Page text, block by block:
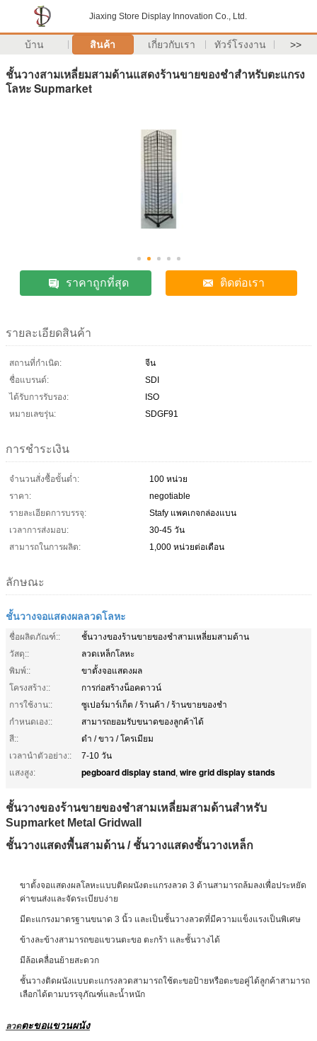
Jiaxing Store Display Innovation Co., Ltd.
บ้าน สินค้า เกี่ยวกับเรา ทัวร์โรงงาน >>
ชั้นวางสามเหลี่ยมสามด้านแสดงร้านขายของชำสำหรับตะแกรง
โลหะ Supmarket
ราคาถูกที่สุด ติดต่อเรา
รายละเอียดสินค้า
สถานที่กำเนิด:
จีน
ชื่อแบรนด์:
SDI
ได้รับการรับรอง:
ISO
หมายเลขรุ่น:
SDGF91
การชำระเงิน
จำนวนสั่งซื้อขั้นต่ำ:
100 หน่วย
ราคา:
negotiable
รายละเอียดการบรรจุ:
Stafy แพคเกจกล่องแบน
เวลาการส่งมอบ:
30-45 วัน
สามารถในการผลิต:
1,000 หน่วยต่อเดือน
ลักษณะ
ชั้นวางจอแสดงผลลวดโลหะ
ชื่อผลิตภัณฑ์::
ชั้นวางของร้านขายของชำสามเหลี่ยมสามด้าน
วัสดุ::
ลวดเหล็กโลหะ
พิมพ์::
ขาตั้งจอแสดงผล
โครงสร้าง::
การก่อสร้างน็อคดาวน์
การใช้งาน::
ซูเปอร์มาร์เก็ต / ร้านค้า / ร้านขายของชำ
กำหนดเอง::
สามารถยอมรับขนาดของลูกค้าได้
สี::
ดำ / ขาว / โครเมียม
เวลานำตัวอย่าง::
7-10 วัน
แสงสูง:
pegboard display stand, wire grid display stands
ชั้นวางของร้านขายของชำสามเหลี่ยมสามด้านสำหรับ
Supmarket Metal Gridwall
ชั้นวางแสดงพื้นสามด้าน / ชั้นวางแสดงชั้นวางเหล็ก
ขาตั้งจอแสดงผลโลหะแบบติดผนังตะแกรงลวด 3 ด้านสามารถล้มลงเพื่อประหยัด
ค่าขนส่งและจัดระเบียบง่าย
มีตะแกรงมาตรฐานขนาด 3 นิ้ว และเป็นชั้นวางลวดที่มีความแข็งแรงเป็นพิเศษ
ข้างละข้างสามารถขอแขวนตะขอ ตะกร้า และชั้นวางได้
มีล้อเคลื่อนย้ายสะดวก
ชั้นวางติดผนังแบบตะแกรงลวดสามารถใช้ตะขอป้ายหรือตะขอคู่ได้ลูกค้าสามารถ
เลือกได้ตามบรรจุภัณฑ์และน้ำหนัก
ลวดตะขอแขวนผนัง